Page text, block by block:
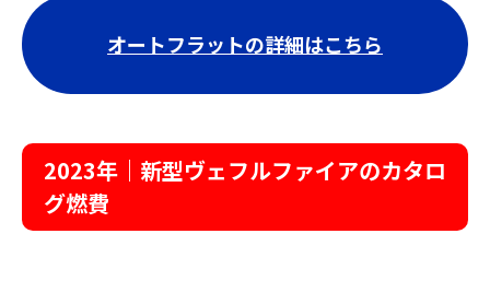
オートフラットの詳細はこちら
2023年｜新型ヴェフルファイアのカタロ
グ燃費